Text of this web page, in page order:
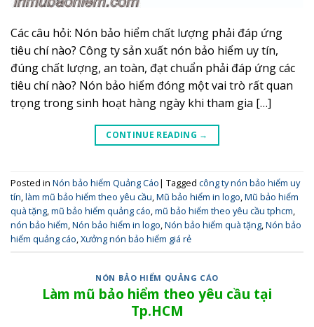
Các câu hỏi: Nón bảo hiểm chất lượng phải đáp ứng
tiêu chí nào? Công ty sản xuất nón bảo hiểm uy tín,
đúng chất lượng, an toàn, đạt chuẩn phải đáp ứng các
tiêu chí nào? Nón bảo hiểm đóng một vai trò rất quan
trọng trong sinh hoạt hàng ngày khi tham gia […]
CONTINUE READING →
Posted in Nón bảo hiểm Quảng Cáo| Tagged công ty nón bảo hiểm uy
tín,làm mũ bảo hiểm theo yêu cầu,Mũ bảo hiểm in logo,Mũ bảo hiểm
quà tặng,mũ bảo hiểm quảng cáo,mũ bảo hiểm theo yêu cầu tphcm,
nón bảo hiểm,Nón bảo hiểm in logo,Nón bảo hiểm quà tặng,Nón bảo
hiểm quảng cáo,Xưởng nón bảo hiểm giá rẻ
NÓN BẢO HIỂM QUẢNG CÁO
Làm mũ bảo hiểm theo yêu cầu tại
Tp.HCM